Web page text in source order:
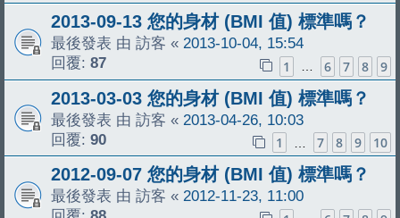
2013-09-13 您的身材 (BMI 值) 標準嗎？
最後發表 由 訪客 « 2013-10-04, 15:54
回覆: 87 1 … 6 7 8 9
2013-03-03 您的身材 (BMI 值) 標準嗎？
最後發表 由 訪客 « 2013-04-26, 10:03
回覆: 90 1 7 8 9 10
2012-09-07 您的身材 (BMI 值) 標準嗎？
最後發表 由 訪客 « 2012-11-23, 11:00